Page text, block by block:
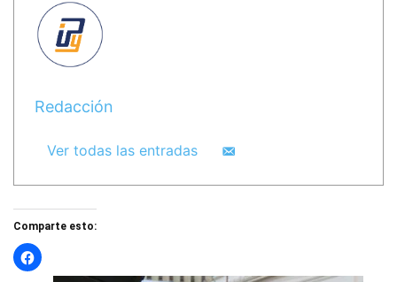
Redacción
Ver todas las entradas
Comparte esto: